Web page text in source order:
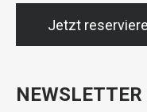
Jetzt